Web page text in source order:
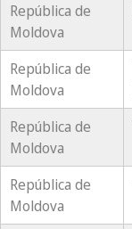
República de
Moldova
República de
Moldova
República de
Moldova
República de
Moldova